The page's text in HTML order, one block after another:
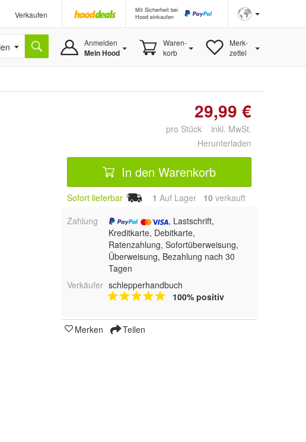
Verkaufen
Mit Sicherheit bei
Hood einkaufen
Anmelden
Mein Hood
Waren-
korb
Merk-
zettel
29,99 €
pro Stück inkl. MwSt.
Herunterladen
In den Warenkorb
Sofort lieferbar 1 Auf Lager 10 verkauft
Zahlung
, Lastschrift,
Kreditkarte, Debitkarte,
Ratenzahlung, Sofortüberweisung,
Überweisung, Bezahlung nach 30
Tagen
Verkäufer schlepperhandbuch
100% positiv
Merken Teilen